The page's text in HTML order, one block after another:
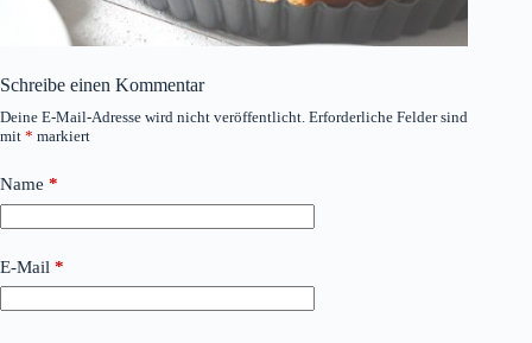
Schreibe einen Kommentar
Deine E-Mail-Adresse wird nicht veröffentlicht. Erforderliche Felder sind
mit * markiert
Name *
E-Mail *